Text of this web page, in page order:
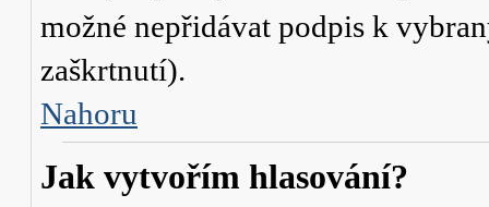
možné nepřidávat podpis k
zaškrtnutí).
Nahoru
Jak vytvořím hlasování?